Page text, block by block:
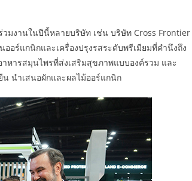
มงานในปีนี้หลายบริษัท เช่น บริษัท Cross Frontier
ร์แกนิกและเครื่องปรุงรสระดับพรีเมียมที่คำนึงถึง
หารสมุนไพรที่ส่งเสริมสุขภาพแบบองค์รวม และ
นำเสนอผักและผลไม้ออร์แกนิก